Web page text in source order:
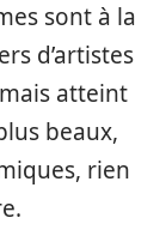
sont à la
d’artistes
atteint
beaux,
rien